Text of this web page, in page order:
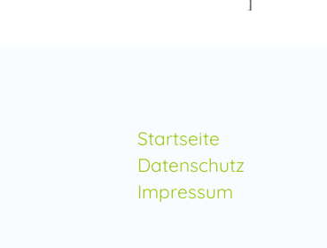
Startseite
Datenschutz
Impressum